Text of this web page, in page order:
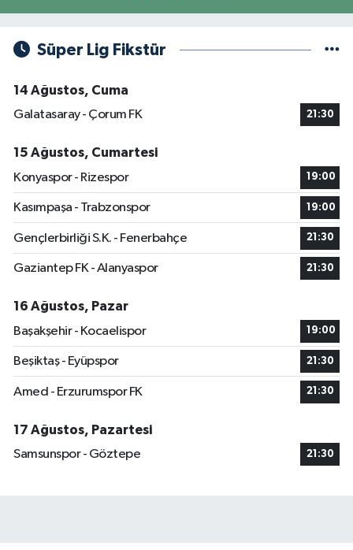
Süper Lig Fikstür
14 Ağustos, Cuma
Galatasaray - Çorum FK
21:30
15 Ağustos, Cumartesi
Konyaspor - Rizespor
19:00
Kasımpaşa - Trabzonspor 19:00
Gençlerbirliği S.K. - Fenerbahçe 21:30
Gaziantep FK - Alanyaspor 21:30
16 Ağustos, Pazar
Başakşehir - Kocaelispor
19:00
Beşiktaş - Eyüpspor 21:30
Amed - Erzurumspor FK 21:30
17 Ağustos, Pazartesi
Samsunspor - Göztepe
21:30